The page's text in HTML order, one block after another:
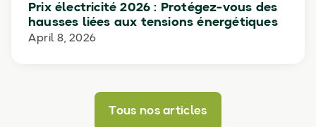
Prix électricité 2026 : Protégez-vous des
hausses liées aux tensions énergétiques
April 8, 2026
Tous nos articles